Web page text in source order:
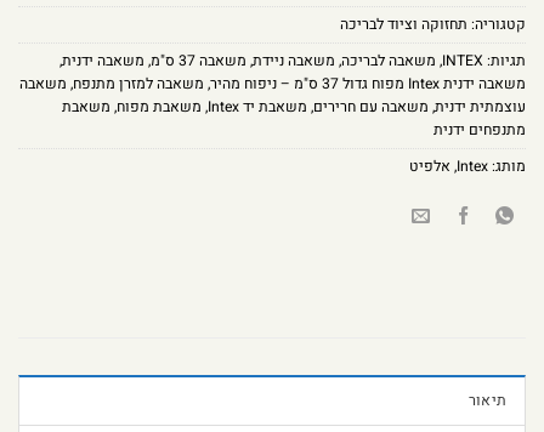
קטגוריה: תחזוקה וציוד לבריכה
תגיות: INTEX
, משאבה לבריכה, משאבה ניידת, משאבה 37 ס"מ , משאבה ידנית,
משאבה ידנית Intex מפוח גדול 37 ס"מ – ניפוח מהיר
, משאבה למזרן מתנפח, משאבה
עוצמתית ידנית, משאבה עם חרירים, משאבת יד Intex , משאבת מפוח, משאבת
מתנפחים ידנית
מותג:Intex
, אלפיט
תיאור